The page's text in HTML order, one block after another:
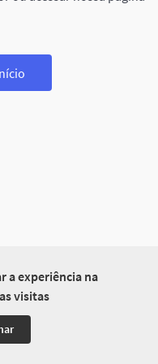
a experiência na
visitas